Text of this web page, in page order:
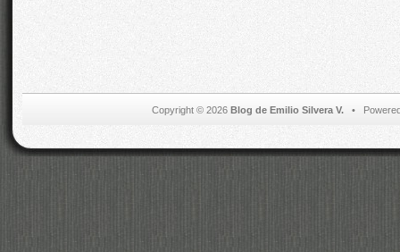
Copyright © 2026 Blog de Emilio Silvera V.•